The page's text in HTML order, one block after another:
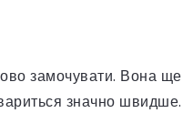
замочувати. Вона ще
значно швидше.